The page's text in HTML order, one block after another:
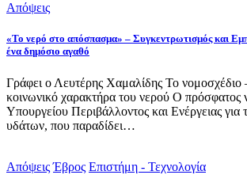
Απόψεις
«Το νερό στο απόσπασμα» – Συγκεντρωτισμός και
ένα δημόσιο αγαθό
Γράφει ο Λευτέρης Χαμαλίδης Το νομοσχέδιο
κοινωνικό χαρακτήρα του νερού Ο πρόσφατος
Υπουργείου Περιβάλλοντος και Ενέργειας για
υδάτων, που παραδίδει…
Απόψεις Έβρος Επιστήμη - Τεχνολογία